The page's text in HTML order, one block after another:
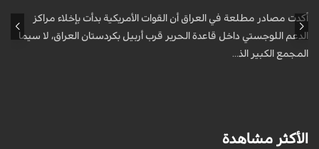
أكدت مصادر مطلعة في العراق أن القوات الأمريكية بدأت بإخلاء مراكز
الدعم اللوجستي داخل قاعدة الحرير قرب أربيل بكردستان العراق، لا سيما
المجمع الكبير الذ...
الأكثر مشاهدة